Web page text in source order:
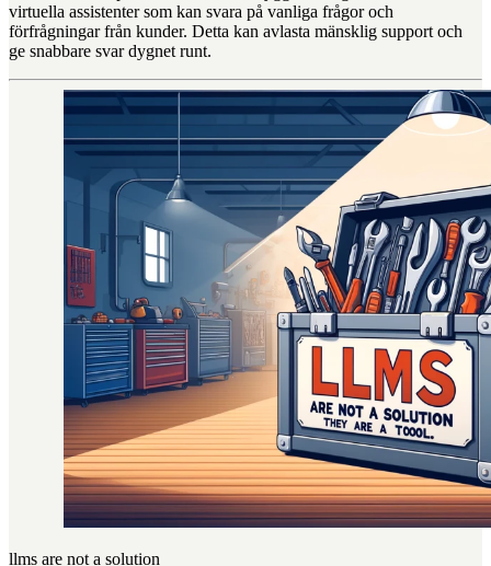
virtuella assistenter som kan svara på vanliga frågor och
förfrågningar från kunder. Detta kan avlasta mänsklig support och
ge snabbare svar dygnet runt.
llms are not a solution